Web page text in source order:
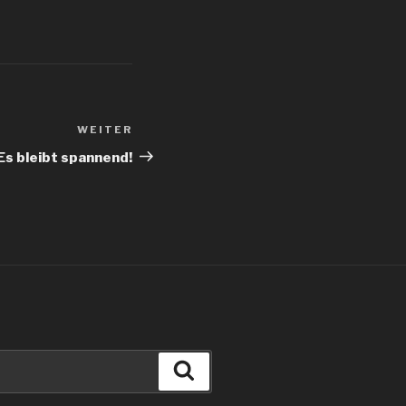
Beitrag
WEITER
bleibt spannend!